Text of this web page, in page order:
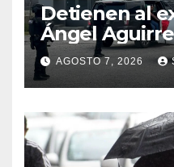
Detienen al
Ángel
obstrucción
el caso
AGOSTO 7, 2026